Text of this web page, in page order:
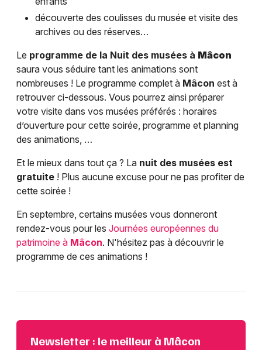
découverte des coulisses du musée et visite des
archives ou des réserves…
Le programme de la Nuit des musées à Mâcon
saura vous séduire tant les animations sont
nombreuses ! Le programme complet à Mâcon est à
retrouver ci-dessous. Vous pourrez ainsi préparer
votre visite dans vos musées préférés : horaires
d’ouverture pour cette soirée, programme et planning
des animations, …
Et le mieux dans tout ça ? La nuit des musées est
gratuite ! Plus aucune excuse pour ne pas profiter de
cette soirée !
En septembre, certains musées vous donneront
rendez-vous pour les Journées européennes du
patrimoine à Mâcon. N'hésitez pas à découvrir le
programme de ces animations !
Newsletter : le meilleur à Mâcon